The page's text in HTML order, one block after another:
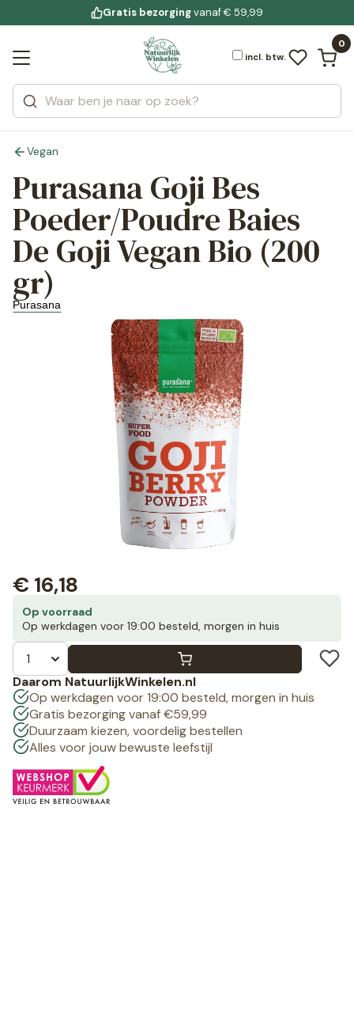
bewuste leefstijl
voor 19:00 uur besteld
Gratis bezorgingvanaf € 59,99
Jouwnatuurlijke keuze
incl. btw.
0
Zoeken
Categorieën
Merken
Bekijk alle resultaten
Vegan
Purasana Goji Bes
Poeder/Poudre Baies
De Goji Vegan Bio (200
gr)
Purasana
Op voorraad
Op werkdagen voor 19:00 besteld, morgen in huis
€ 16,18
Daarom NatuurlijkWinkelen.nl
Op werkdagen voor 19:00 besteld, morgen in huis
Gratis bezorging vanaf €59,99
Duurzaam kiezen, voordelig bestellen
Alles voor jouw bewuste leefstijl